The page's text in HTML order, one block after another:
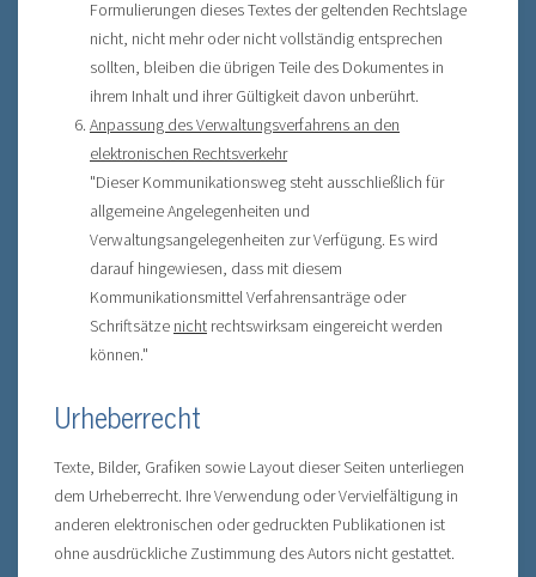
Formulierungen dieses Textes der geltenden Rechtslage
nicht, nicht mehr oder nicht vollständig entsprechen
sollten, bleiben die übrigen Teile des Dokumentes in
ihrem Inhalt und ihrer Gültigkeit davon unberührt.
Anpassung des Verwaltungsverfahrens an den
elektronischen Rechtsverkehr
"Dieser Kommunikationsweg steht ausschließlich für
allgemeine Angelegenheiten und
Verwaltungsangelegenheiten zur Verfügung. Es wird
darauf hingewiesen, dass mit diesem
Kommunikationsmittel Verfahrensanträge oder
Schriftsätze nicht rechtswirksam eingereicht werden
können."
Urheberrecht
Texte, Bilder, Grafiken sowie Layout dieser Seiten unterliegen
dem Urheberrecht. Ihre Verwendung oder Vervielfältigung in
anderen elektronischen oder gedruckten Publikationen ist
ohne ausdrückliche Zustimmung des Autors nicht gestattet.